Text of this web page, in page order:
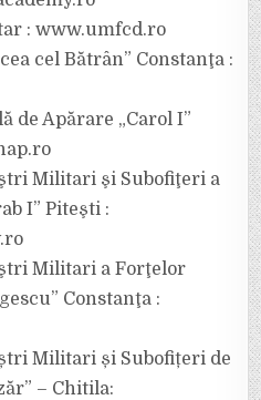
: www.umfcd.ro
cel Bătrân” Constanţa :
de Apărare „Carol I”
Militari şi Subofiţeri a
I” Piteşti :
Militari a Forţelor
Constanţa :
Militari și Subofițeri de
– Chitila: